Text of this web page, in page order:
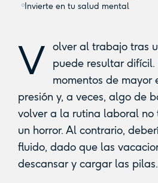
Invierte en tu salud mental‍
V olver al trabajo tras
puede resultar difícil.
momentos de mayor
presión y, a veces, algo de
volver a la rutina laboral no
un horror. Al contrario,
fluido, dado que las
descansar y cargar las pilas.